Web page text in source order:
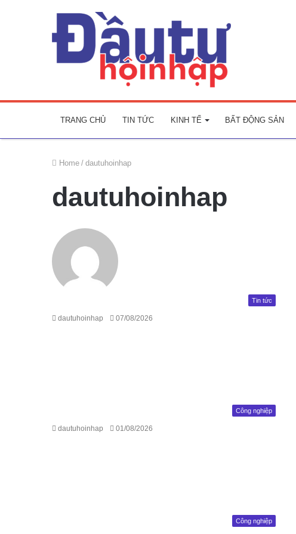
TRANG CHỦ TIN TỨC KINH TẾ BẤT ĐỘNG SẢN
Home / dautuhoinhap
dautuhoinhap
Tin tức
dautuhoinhap 07/08/2026
Công nghiệp
dautuhoinhap 01/08/2026
Công nghiệp